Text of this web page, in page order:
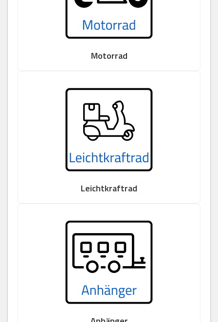
Motorrad
Leichtkraftrad